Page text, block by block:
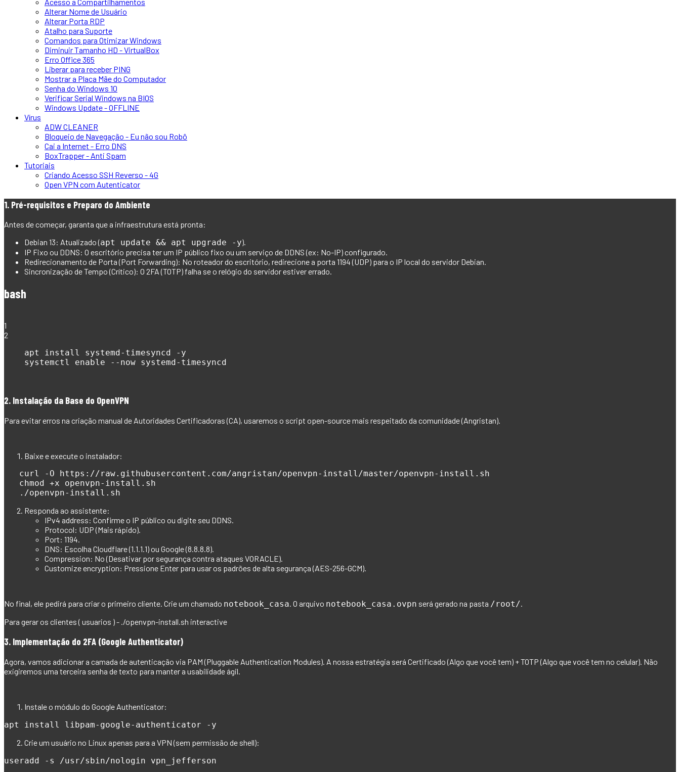
Alterar Nome de Usuário
Alterar Porta RDP
Atalho para Suporte
Comandos para Otimizar Windows
Diminuir Tamanho HD - VirtualBox
Erro Office 365
Liberar para receber PING
Mostrar a Placa Mãe do Computador
Senha do Windows 10
Verificar Serial Windows na BIOS
Windows Update - OFFLINE
Vírus
ADW CLEANER
Bloqueio de Navegação - Eu não sou Robô
Cai a Internet - Erro DNS
BoxTrapper - Anti Spam
Tutoriais
Criando Acesso SSH Reverso - 4G
Open VPN com Autenticator
1. Pré-requisitos e Preparo do Ambiente
Antes de começar, garanta que a infraestrutura está pronta:
Debian 13: Atualizado (apt update && apt upgrade -y).
IP Fixo ou DDNS: O escritório precisa ter um IP público fixo ou um serviço de DDNS (ex: No-IP) configurado.
Redirecionamento de Porta (Port Forwarding): No roteador do escritório, redirecione a porta 1194 (UDP) para o IP local do servidor Debian.
Sincronização de Tempo (Crítico): O 2FA (TOTP) falha se o relógio do servidor estiver errado.
bash
1
2
apt
install
systemd-timesyncd -y
    systemctl
enable --now systemd-timesyncd
2. Instalação da Base do OpenVPN
Para evitar erros na criação manual de Autoridades Certificadoras (CA), usaremos o script open-source mais respeitado da comunidade (Angristan).
Baixe e execute o instalador:
curl
-O https://raw.githubusercontent.com/angristan/openvpn-install/master/openvpn-install.sh
chmod +x openvpn-install.sh
   ./openvpn-install.sh
Responda ao assistente:
IPv4 address: Confirme o IP público ou digite seu DDNS.
Protocol: UDP (Mais rápido).
Port: 1194.
DNS: Escolha Cloudflare (1.1.1.1) ou Google (8.8.8.8).
Compression: No (Desativar por segurança contra ataques VORACLE).
Customize encryption: Pressione Enter para usar os padrões de alta segurança (AES-256-GCM).
No final, ele pedirá para criar o primeiro cliente. Crie um chamado notebook_casa . O arquivo notebook_casa.ovpn será gerado na pasta /root/
Para gerar os clientes ( usuarios ) - ./openvpn-install.sh interactive
3. Implementação do 2FA (Google Authenticator)
Agora, vamos adicionar a camada de autenticação via PAM (Pluggable Authentication Modules). A nossa estratégia será Certificado (Algo que você tem) + TOTP (Algo que você tem no celular). Não
exigiremos uma terceira senha de texto para manter a usabilidade ágil.
Instale o módulo do Google Authenticator:
apt install libpam-google-authenticator -y
Crie um usuário no Linux apenas para a VPN (sem permissão de shell):
useradd -s /usr/sbin/nologin vpn_jefferson